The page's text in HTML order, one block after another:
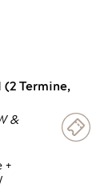
(2 Termine,
&
+